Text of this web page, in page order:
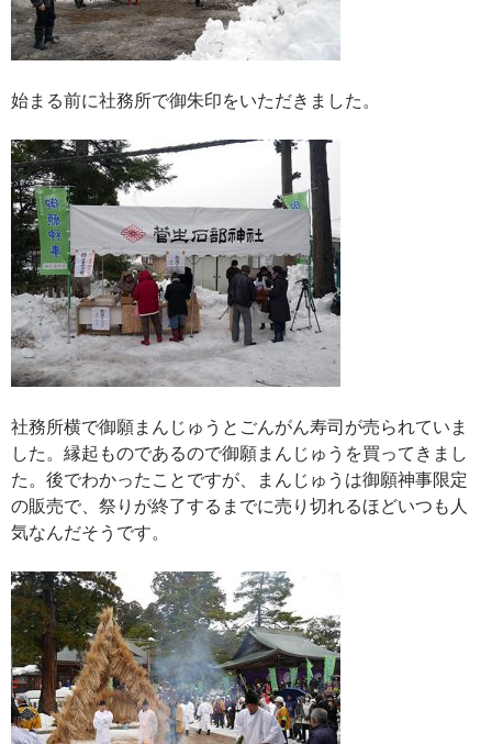
始まる前に社務所で御朱印をいただきました。
社務所横で御願まんじゅうとごんがん寿司が売られていま
した。縁起ものであるので御願まんじゅうを買ってきまし
た。後でわかったことですが、まんじゅうは御願神事限定
の販売で、祭りが終了するまでに売り切れるほどいつも人
気なんだそうです。